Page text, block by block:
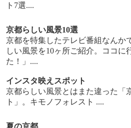
ト7選....
京都らしい風景10選
京都を特集したテレビ番組なんか
しい風景を10ヶ所ご紹介。ココに
た！」....
インスタ映えスポット
京都らしい風景とはまた違った「
ト」。キモノフォレスト ....